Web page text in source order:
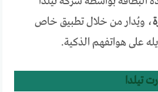
، ويُدار من خلال تطبيق خاص
على هواتفهم الذكية.
تيلدا